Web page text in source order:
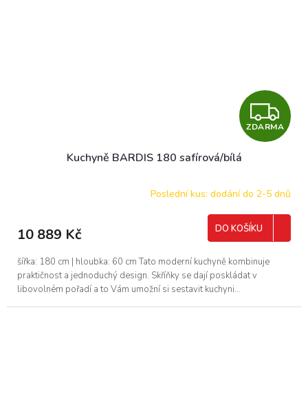
Z
D
R
ZDARMA
Kuchyně BARDIS 180 safírová/bílá
Poslední kus: dodání do 2-5 dnů
10 889 Kč DO KOŠÍKU
šířka: 180 cm | hloubka: 60 cm Tato moderní kuchyně kombinuje
praktičnost a jednoduchý design. Skříňky se dají poskládat v
libovolném pořadí a to Vám umožní si sestavit kuchyni...